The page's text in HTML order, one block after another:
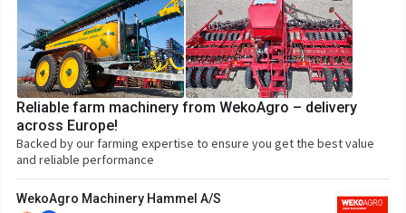
Reliable farm machinery from WekoAgro – delivery
across Europe!
Backed by our farming expertise to ensure you get the best value
and reliable performance
WekoAgro Machinery Hammel A/S